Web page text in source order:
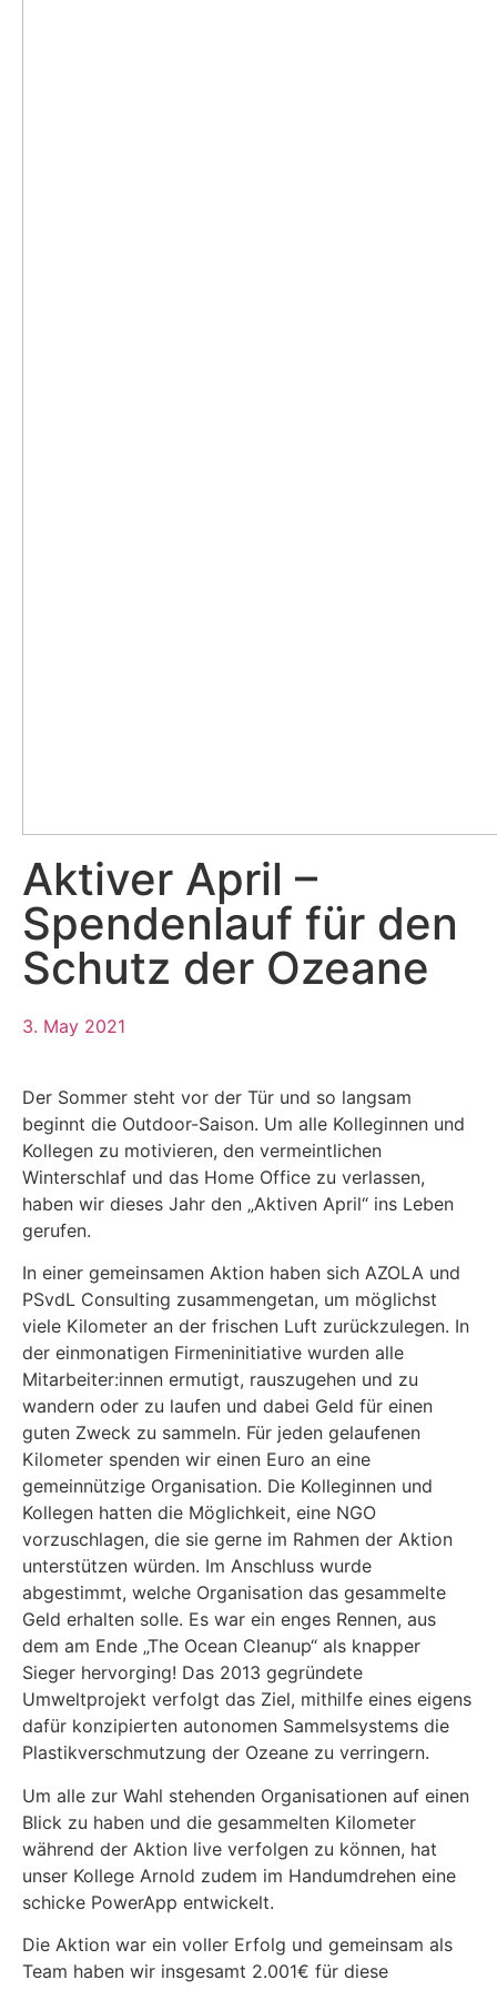
Aktiver April –
Spendenlauf für den
Schutz der Ozeane
3. May 2021
Der Sommer steht vor der Tür und so langsam
beginnt die Outdoor-Saison. Um alle Kolleginnen und
Kollegen zu motivieren, den vermeintlichen
Winterschlaf und das Home Office zu verlassen,
haben wir dieses Jahr den „Aktiven April“ ins Leben
gerufen.
In einer gemeinsamen Aktion haben sich AZOLA und
PSvdL Consulting zusammengetan, um möglichst
viele Kilometer an der frischen Luft zurückzulegen. In
der einmonatigen Firmeninitiative wurden alle
Mitarbeiter:innen ermutigt, rauszugehen und zu
wandern oder zu laufen und dabei Geld für einen
guten Zweck zu sammeln. Für jeden gelaufenen
Kilometer spenden wir einen Euro an eine
gemeinnützige Organisation. Die Kolleginnen und
Kollegen hatten die Möglichkeit, eine NGO
vorzuschlagen, die sie gerne im Rahmen der Aktion
unterstützen würden. Im Anschluss wurde
abgestimmt, welche Organisation das gesammelte
Geld erhalten solle. Es war ein enges Rennen, aus
dem am Ende „The Ocean Cleanup“ als knapper
Sieger hervorging! Das 2013 gegründete
Umweltprojekt verfolgt das Ziel, mithilfe eines eigens
dafür konzipierten autonomen Sammelsystems die
Plastikverschmutzung der Ozeane zu verringern.
Um alle zur Wahl stehenden Organisationen auf einen
Blick zu haben und die gesammelten Kilometer
während der Aktion live verfolgen zu können, hat
unser Kollege Arnold zudem im Handumdrehen eine
schicke PowerApp entwickelt.
Die Aktion war ein voller Erfolg und gemeinsam als
Team haben wir insgesamt 2.001€ für diese